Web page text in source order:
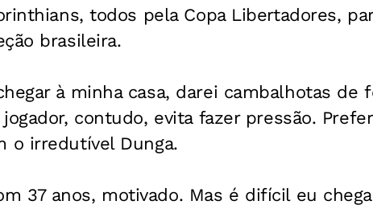
todos pela Copa Libertadores,
brasileira.
à minha casa, darei cambalhotas de
jogador, contudo, evita fazer pressão.
o irredutível Dunga.
37 anos, motivado. Mas é difícil eu